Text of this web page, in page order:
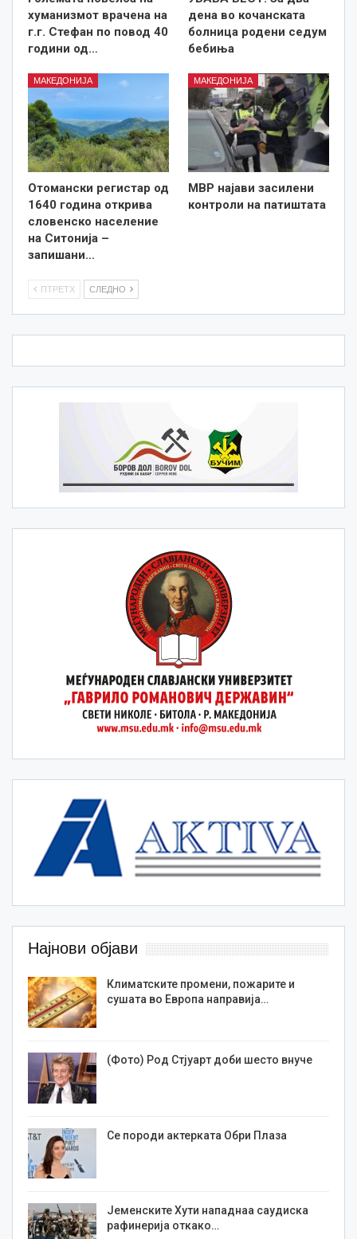
хуманизмот врачена на
г.г. Стефан по повод 40
години од…
дена во кочанската
болница родени седум
бебиња
МАКЕДОНИЈА
Отомански регистар од
1640 година открива
словенско население
на Ситонија –
запишани…
МАКЕДОНИЈА
МВР најави засилени
контроли на патиштата
ПТРЕТХ СЛЕДНО
Најнови објави
Климатските промени, пожарите и
сушата во Европа направија…
(Фото) Род Стјуарт доби шесто внуче
Се породи актерката Обри Плаза
Јеменските Хути нападнаа саудиска
рафинерија откако…